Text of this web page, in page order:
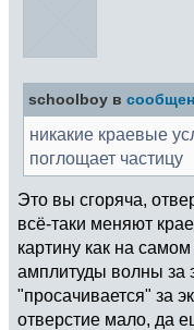
schoolboy в
никакие краевые
поглощает частицу
Это вы сгоряча,
всё-таки меняют
картину как на
амплитуды волны за
"просачивается" за
отверстие мало, да